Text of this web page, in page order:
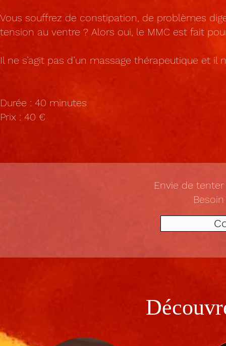
Vous souffrez de constipation, de problèmes
tension au ventre ? Alors oui, le MMC est fait
Il ne s’agit pas d’un massage thérapeutique et
Durée : 40 minutes
Prix : 40 €
Envie de